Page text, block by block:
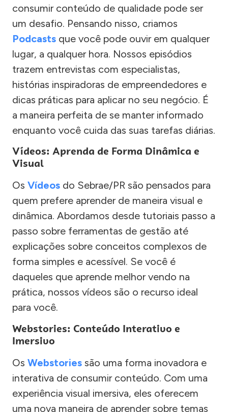
consumir conteúdo de qualidade pode ser
um desafio. Pensando nisso, criamos
Podcasts que você pode ouvir em qualquer
lugar, a qualquer hora. Nossos episódios
trazem entrevistas com especialistas,
histórias inspiradoras de empreendedores e
dicas práticas para aplicar no seu negócio. É
a maneira perfeita de se manter informado
enquanto você cuida das suas tarefas diárias.
Vídeos: Aprenda de Forma Dinâmica e
Visual
Os Vídeos do Sebrae/PR são pensados para
quem prefere aprender de maneira visual e
dinâmica. Abordamos desde tutoriais passo a
passo sobre ferramentas de gestão até
explicações sobre conceitos complexos de
forma simples e acessível. Se você é
daqueles que aprende melhor vendo na
prática, nossos vídeos são o recurso ideal
para você.
Webstories: Conteúdo Interativo e
Imersivo
Os Webstories são uma forma inovadora e
interativa de consumir conteúdo. Com uma
experiência visual imersiva, eles oferecem
uma nova maneira de aprender sobre temas